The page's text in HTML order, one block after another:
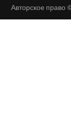
Авторское право